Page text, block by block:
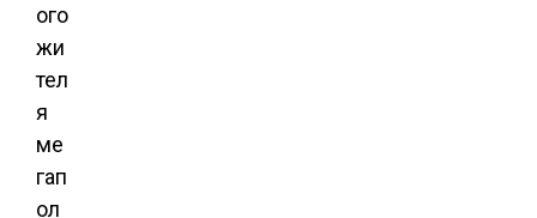
ого
жи
тел
я
ме
гап
ол